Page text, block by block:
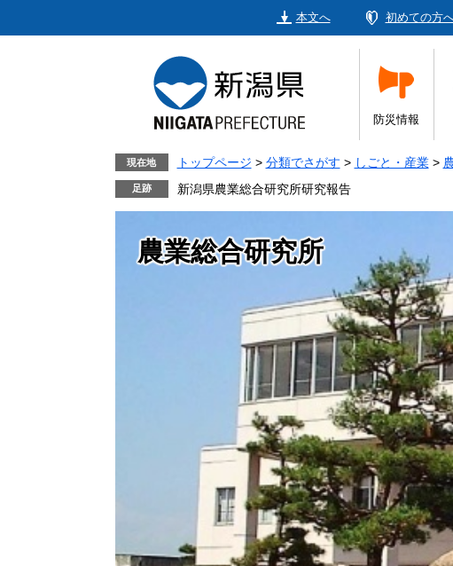
本文へ 初めての方
防災情報
現在地 トップページ > 分類でさがす > しごと・産業 >
新潟県農業総合研究所研究報告
農業総合研究所